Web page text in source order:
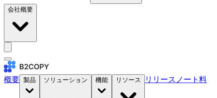
会社概要
概要 製品 ソリューション 機能 リソース リリースノート 料